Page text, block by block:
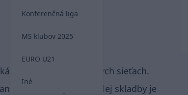
Konferenčná liga
MS klubov 2025
EURO U21
Iné
na svojich sociálnych sieťach.
Oficiálne vydanie celej skladby je